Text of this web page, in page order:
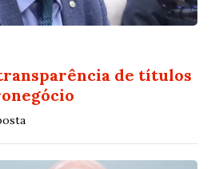
de títulos